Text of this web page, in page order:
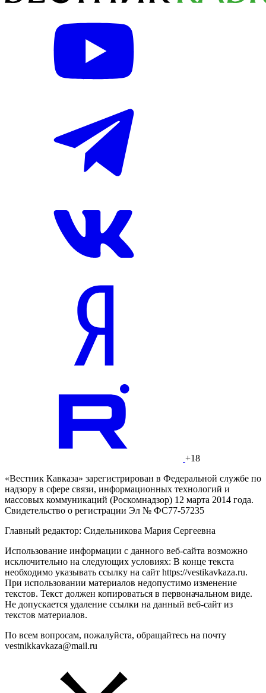
+18
«Вестник Кавказа» зарегистрирован в Федеральной службе по
надзору в сфере связи, информационных технологий и
массовых коммуникаций (Роскомнадзор) 12 марта 2014 года.
Свидетельство о регистрации Эл № ФС77-57235
Главный редактор: Сидельникова Мария Сергеевна
Использование информации с данного веб-сайта возможно
исключительно на следующих условиях: В конце текста
необходимо указывать ссылку на сайт https://vestikavkaza.ru.
При использовании материалов недопустимо изменение
текстов. Текст должен копироваться в первоначальном виде.
Не допускается удаление ссылки на данный веб-сайт из
текстов материалов.
По всем вопросам, пожалуйста, обращайтесь на почту
vestnikkavkaza@mail.ru